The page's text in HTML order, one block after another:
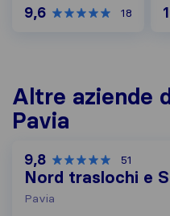
9,6 18
Altre aziende
Pavia
9,8 51
Nord traslochi e
Pavia